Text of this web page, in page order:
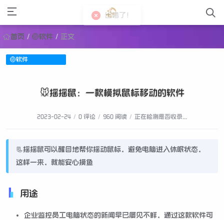
首页 / 🏐软件 / 正文
🏐软件
🐭摇摇鼠：一款模拟鼠标移动的软件
2023-02-24 / 0 评论 / 960 阅读 / 正在检测是否收录...
📃摇摇鼠可以醒目地帮你摇动鼠标，避免电脑进入休眠状态，
这样一来，就能安心摸鱼
用途
企业监控员工电脑状态的新闻早已屡见不鲜，通过这款软件可
出错了！